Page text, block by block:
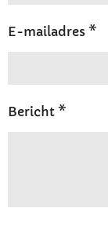
E-mailadres *
Bericht *